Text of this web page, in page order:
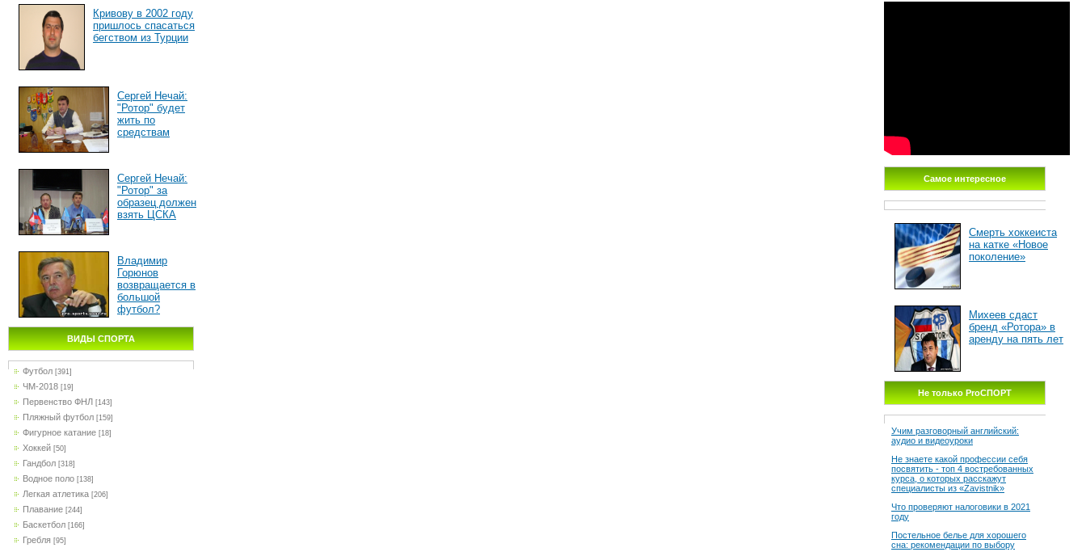
Кривову в 2002 году
пришлось спасаться
бегством из Турции
Сергей Нечай:
"Ротор" будет
жить по
средствам
Сергей Нечай:
"Ротор" за
образец должен
взять ЦСКА
Владимир
Горюнов
возвращается в
большой
футбол?
ВИДЫ СПОРТА
Футбол [391]
ЧМ-2018 [19]
Первенство ФНЛ [143]
Пляжный футбол [159]
Фигурное катание [18]
Хоккей [50]
Гандбол [318]
Водное поло [138]
Легкая атлетика [206]
Плавание [244]
Баскетбол [166]
Гребля [95]
Самое интересное
Смерть хоккеиста
на катке «Новое
поколение»
Михеев сдаст
бренд «Ротора» в
аренду на пять лет
Не только ProСПОРТ
Учим разговорный английский:
аудио и видеоуроки
Не знаете какой профессии себя
посвятить - топ 4 востребованных
курса, о которых расскажут
специалисты из «Zavistnik»
Что проверяют налоговики в 2021
году
Постельное белье для хорошего
сна: рекомендации по выбору